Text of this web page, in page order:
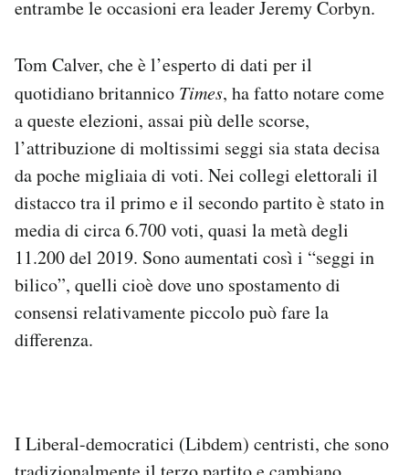
entrambe le occasioni era leader Jeremy Corbyn.
Tom Calver, che è l’esperto di dati per il
quotidiano britannico Times, ha fatto notare come
a queste elezioni, assai più delle scorse,
l’attribuzione di moltissimi seggi sia stata decisa
da poche migliaia di voti. Nei collegi elettorali il
distacco tra il primo e il secondo partito è stato in
media di circa 6.700 voti, quasi la metà degli
11.200 del 2019. Sono aumentati così i “seggi in
bilico”, quelli cioè dove uno spostamento di
consensi relativamente piccolo può fare la
differenza.
I Liberal-democratici (Libdem) centristi, che sono